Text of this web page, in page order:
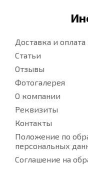
Доставка и оплата
Статьи
Отзывы
Фотогалерея
О компании
Реквизиты
Контакты
Положение по
персональных
Соглашение на